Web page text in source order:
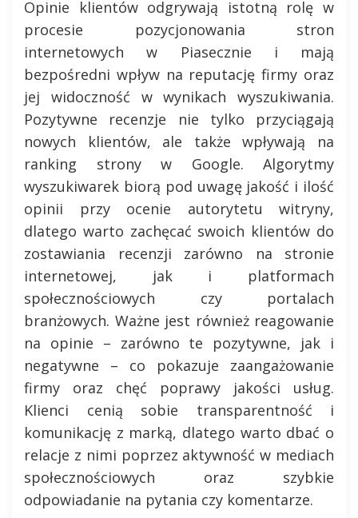
Opinie klientów odgrywają istotną rolę w
procesie pozycjonowania stron
internetowych w Piasecznie i mają
bezpośredni wpływ na reputację firmy oraz
jej widoczność w wynikach wyszukiwania.
Pozytywne recenzje nie tylko przyciągają
nowych klientów, ale także wpływają na
ranking strony w Google. Algorytmy
wyszukiwarek biorą pod uwagę jakość i ilość
opinii przy ocenie autorytetu witryny,
dlatego warto zachęcać swoich klientów do
zostawiania recenzji zarówno na stronie
internetowej, jak i platformach
społecznościowych czy portalach
branżowych. Ważne jest również reagowanie
na opinie – zarówno te pozytywne, jak i
negatywne – co pokazuje zaangażowanie
firmy oraz chęć poprawy jakości usług.
Klienci cenią sobie transparentność i
komunikację z marką, dlatego warto dbać o
relacje z nimi poprzez aktywność w mediach
społecznościowych oraz szybkie
odpowiadanie na pytania czy komentarze.